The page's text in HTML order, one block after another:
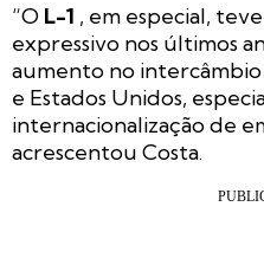
“O L-1 , em especial,
expressivo nos últimos
aumento no
e Estados Unidos,
internacionalização de
acrescentou Costa.